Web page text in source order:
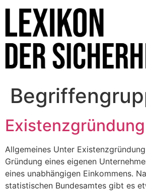
Existenzgründung
Allgemeines Unter
Gründung eines eigenen
eines unabhängigen Einkommens.
statistischen Bundesamtes gibt es